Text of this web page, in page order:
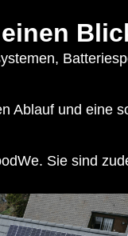
Ablauf und eine
Sie sind